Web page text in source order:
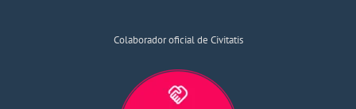
Colaborador oficial de Civitatis